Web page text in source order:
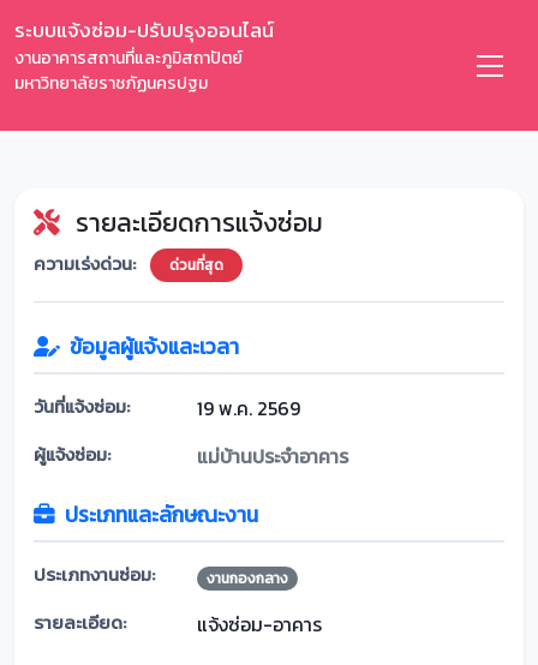
ระบบแจ้งซ่อม-ปรับปรุงออนไลน์
งานอาคารสถานที่และภูมิสถาปัตย์
มหาวิทยาลัยราชภัฏนครปฐม
รายละเอียดการแจ้งซ่อม
ความเร่งด่วน: ด่วนที่สุด
ข้อมูลผู้แจ้งและเวลา
วันที่แจ้งซ่อม: 19 พ.ค. 2569
ผู้แจ้งซ่อม: แม่บ้านประจำอาคาร
ประเภทและลักษณะงาน
ประเภทงานซ่อม: งานกองกลาง
รายละเอียด: แจ้งซ่อม-อาคาร